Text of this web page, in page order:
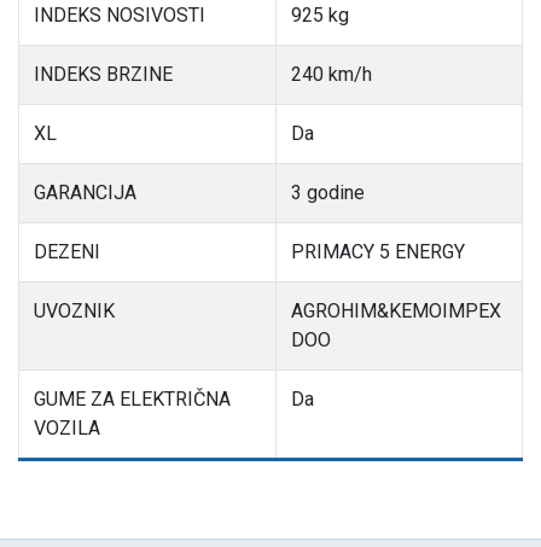
INDEKS NOSIVOSTI 925 kg
INDEKS BRZINE 240 km/h
XL Da
GARANCIJA 3 godine
DEZENI PRIMACY 5 ENERGY
UVOZNIK
AGROHIM&KEMOIMPEX
DOO
GUME ZA ELEKTRIČNA
VOZILA
Da